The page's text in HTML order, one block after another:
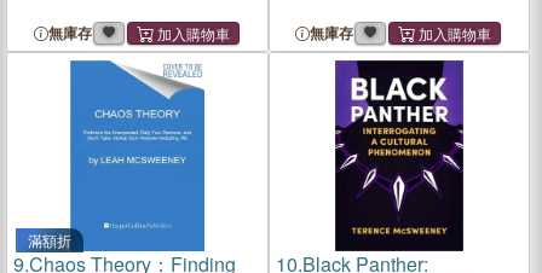
無庫存 無庫存
滿額折
9.Chaos Theory：Finding
10.Black Panther: